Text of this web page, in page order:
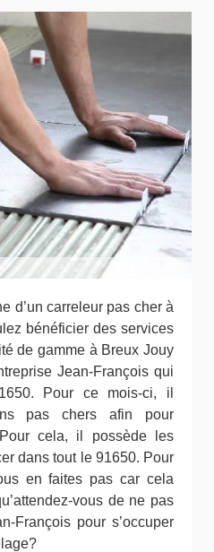
d’un carreleur pas cher à
bénéficier des services
de gamme à Breux Jouy
Jean-François qui
Pour ce mois-ci, il
pas chers afin pour
cela, il possède les
dans tout le 91650. Pour
en faites pas car cela
vous de ne pas
François pour s’occuper